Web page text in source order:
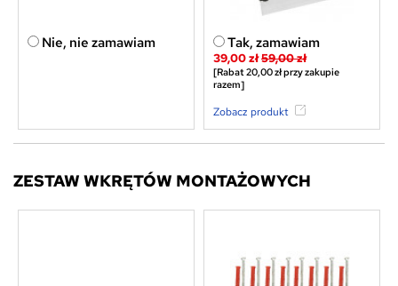
Nie, nie zamawiam Tak, zamawiam
39,00 zł59,00 zł
[Rabat 20,00 zł przy zakupie
razem]
Zobacz produkt
ZESTAW WKRĘTÓW MONTAŻOWYCH